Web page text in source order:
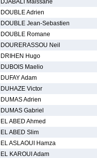
DJABALI Maissane
DOUBLE Adrien
DOUBLE Jean-Sebastien
DOUBLE Romane
DOURERASSOU Neil
DRIHEN Hugo
DUBOIS Maelio
DUFAY Adam
DUHAZE Victor
DUMAS Adrien
DUMAS Gabriel
EL ABED Ahmed
EL ABED Slim
EL ASLAOUI Hamza
EL KAROUI Adam